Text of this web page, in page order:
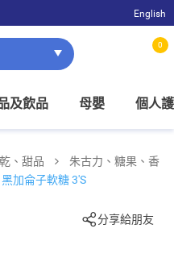
費店取。
English
0
及飲品 母嬰 個人
、甜品
朱古力、糖果、香
加侖子軟糖 3'S
分享給朋友